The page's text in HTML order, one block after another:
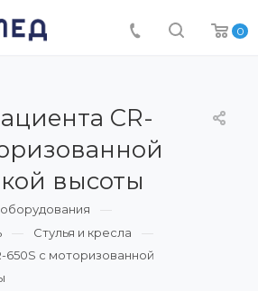
0
CR-
высоты
Стулья и кресла
650S с моторизованной